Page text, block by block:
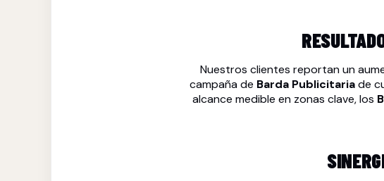
Nuestros clientes reportan un
campaña de Barda Publicitariade
alcance medible en zonas clave, los